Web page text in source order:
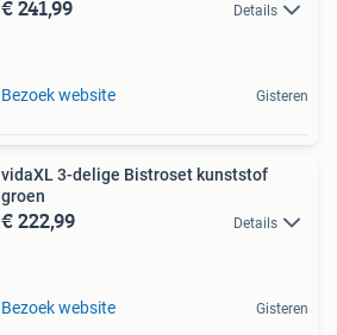
€ 241,99 Details
Bezoek website Gisteren
vidaXL 3-delige Bistroset kunststof
groen
€ 222,99 Details
Bezoek website Gisteren